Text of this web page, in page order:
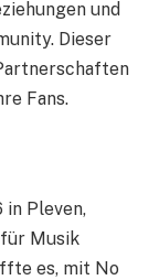
und
Dieser
Fans.
in Pleven,
Musik
es, mit No